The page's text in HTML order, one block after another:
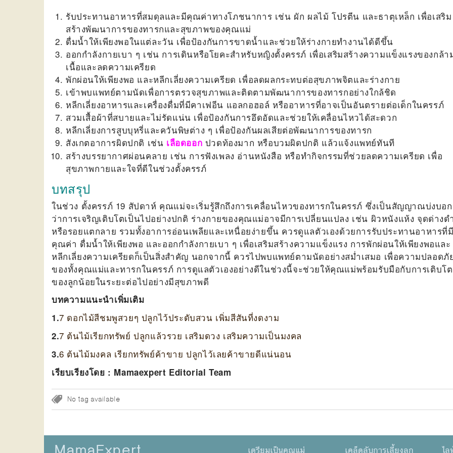
รับประทานอาหารที่สมดุลและมีคุณค่าทางโภชนาการ เช่น ผัก ผลไม้ โปรตีน และธาตุเหล็ก เพื่อเสริม
สร้างพัฒนาการของทารกและสุขภาพของคุณแม่
ดื่มน้ำให้เพียงพอในแต่ละวัน เพื่อป้องกันการขาดน้ำและช่วยให้ร่างกายทำงานได้ดีขึ้น
ออกกำลังกายเบา ๆ เช่น การเดินหรือโยคะสำหรับหญิงตั้งครรภ์ เพื่อเสริมสร้างความแข็งแรงของกล้า
เนื้อและลดความเครียด
พักผ่อนให้เพียงพอ และหลีกเลี่ยงความเครียด เพื่อลดผลกระทบต่อสุขภาพจิตและร่างกาย
เข้าพบแพทย์ตามนัดเพื่อการตรวจสุขภาพและติดตามพัฒนาการของทารกอย่างใกล้ชิด
หลีกเลี่ยงอาหารและเครื่องดื่มที่มีคาเฟอีน แอลกอฮอล์ หรืออาหารที่อาจเป็นอันตรายต่อเด็กในครรภ์
สวมเสื้อผ้าที่สบายและไม่รัดแน่น เพื่อป้องกันการอึดอัดและช่วยให้เคลื่อนไหวได้สะดวก
หลีกเลี่ยงการสูบบุหรี่และควันพิษต่าง ๆ เพื่อป้องกันผลเสียต่อพัฒนาการของทารก
สังเกตอาการผิดปกติ เช่น เลือดออก ปวดท้องมาก หรือบวมผิดปกติ แล้วแจ้งแพทย์ทันที
สร้างบรรยากาศผ่อนคลาย เช่น การฟังเพลง อ่านหนังสือ หรือทำกิจกรรมที่ช่วยลดความเครียด เพื่อ
สุขภาพกายและใจที่ดีในช่วงตั้งครรภ์
บทสรุป
ในช่วง ตั้งครรภ์ 19 สัปดาห์ คุณแม่จะเริ่มรู้สึกถึงการเคลื่อนไหวของทารกในครรภ์ ซึ่งเป็นสัญญาณบ่งบอก
ว่าการเจริญเติบโตเป็นไปอย่างปกติ ร่างกายของคุณแม่อาจมีการเปลี่ยนแปลง เช่น ผิวหนังแห้ง จุดด่างด
หรือรอยแตกลาย รวมทั้งอาการอ่อนเพลียและเหนื่อยง่ายขึ้น ควรดูแลตัวเองด้วยการรับประทานอาหารที่
คุณค่า ดื่มน้ำให้เพียงพอ และออกกำลังกายเบา ๆ เพื่อเสริมสร้างความแข็งแรง การพักผ่อนให้เพียงพอและ
หลีกเลี่ยงความเครียดก็เป็นสิ่งสำคัญ นอกจากนี้ ควรไปพบแพทย์ตามนัดอย่างสม่ำเสมอ เพื่อความปลอดภั
ของทั้งคุณแม่และทารกในครรภ์ การดูแลตัวเองอย่างดีในช่วงนี้จะช่วยให้คุณแม่พร้อมรับมือกับการเติบโต
ของลูกน้อยในระยะต่อไปอย่างมีสุขภาพดี
บทความแนะนำเพิ่มเติม
1.7 ดอกไม้สีชมพูสวยๆ ปลูกไว้ประดับสวน เพิ่มสีสันที่งดงาม
2.7 ต้นไม้เรียกทรัพย์ ปลูกแล้วรวย เสริมดวง เสริมความเป็นมงคล
3.6 ต้นไม้มงคล เรียกทรัพย์ค้าขาย ปลูกไว้เลยค้าขายดีแน่นอน
เรียบเรียงโดย : Mamaexpert Editorial Team
No tag available
เตรียมเป็นคุณแม่ เคล็ดลับการเลี้ยงลูก ไ